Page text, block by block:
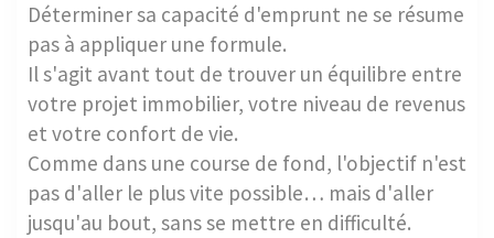
Déterminer sa capacité d'emprunt ne se résume
pas à appliquer une formule.
Il s'agit avant tout de trouver un équilibre entre
votre projet immobilier, votre niveau de revenus
et votre confort de vie.
Comme dans une course de fond, l'objectif n'est
pas d'aller le plus vite possible… mais d'aller
jusqu'au bout, sans se mettre en difficulté.